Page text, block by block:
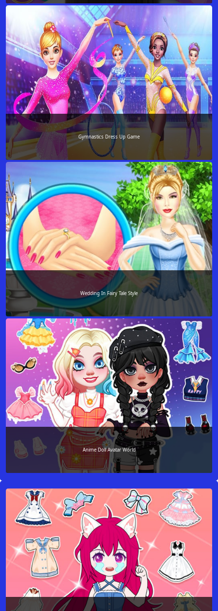
Gymnastics Dress Up Game
Wedding In Fairy Tale Style
Anime Doll Avatar World